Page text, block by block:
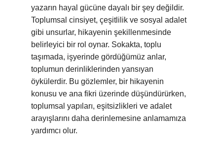
yazarın hayal gücüne dayalı bir şey değildir.
Toplumsal cinsiyet, çeşitlilik ve sosyal adalet
gibi unsurlar, hikayenin şekillenmesinde
belirleyici bir rol oynar. Sokakta, toplu
taşımada, işyerinde gördüğümüz anlar,
toplumun derinliklerinden yansıyan
öykülerdir. Bu gözlemler, bir hikayenin
konusu ve ana fikri üzerinde düşündürürken,
toplumsal yapıları, eşitsizlikleri ve adalet
arayışlarını daha derinlemesine anlamamıza
yardımcı olur.